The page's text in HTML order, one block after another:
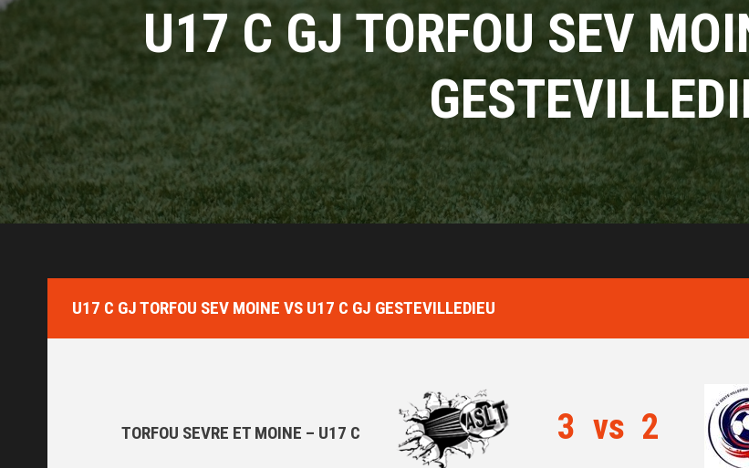
U17 C GJ TORFOU SEV
U17 C GJ TORFOU SEV MOINE VS U17 C GJ GESTEVILLEDIEU
TORFOU SEVRE ET MOINE – U17 C 3 vs 2